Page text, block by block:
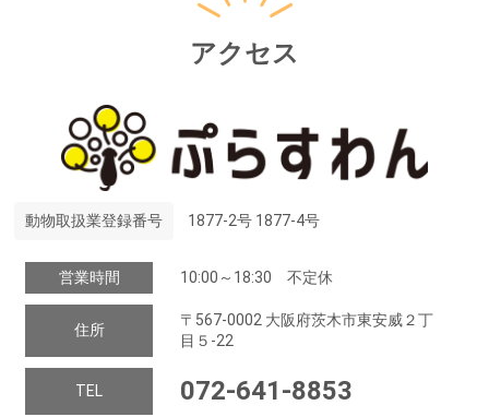
アクセス
動物取扱業登録番号 1877-2号 1877-4号
営業時間 10:00～18:30 不定休
住所
〒567-0002 大阪府茨木市東安威２丁
目５-22
TEL 072-641-8853